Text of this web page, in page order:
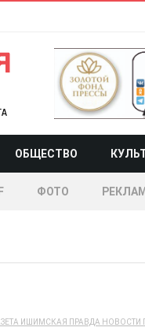
ОБЩЕСТВО
ФОТО
ИШИМСКАЯ ПРАВДА НОВОСТИ